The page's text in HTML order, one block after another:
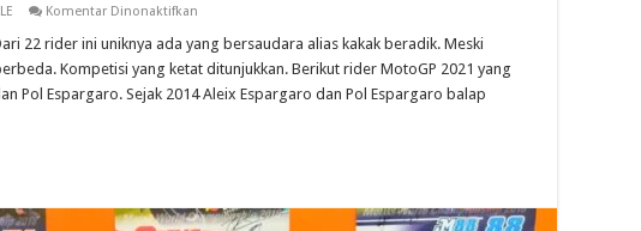
Komentar Dinonaktifkanpada
Adik
Berkompetisi
Di
MotoGP
2021
22 rider ini uniknya ada yang bersaudara alias kakak beradik. Meski
Kompetisi yang ketat ditunjukkan. Berikut rider MotoGP 2021 yang
Pol Espargaro. Sejak 2014 Aleix Espargaro dan Pol Espargaro balap